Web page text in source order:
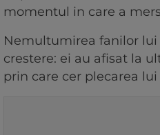
momentul in care a
Nemultumirea fanilor lui
crestere: ei au afisat la
prin care cer plecarea